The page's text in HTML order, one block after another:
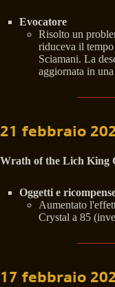
Evocatore
Risolto un
riduceva il
Sciamani. La
aggiornata in
21 febbraio
Wrath of the Lich King
Oggetti e
Aumentato
Crystal a 85
17 febbraio